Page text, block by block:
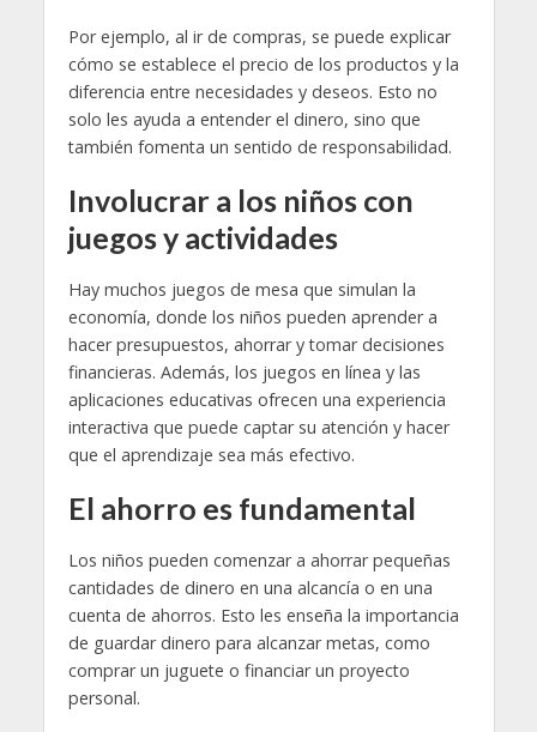
Por ejemplo, al ir de compras, se puede explicar
cómo se establece el precio de los productos y la
diferencia entre necesidades y deseos. Esto no
solo les ayuda a entender el dinero, sino que
también fomenta un sentido de responsabilidad.
Involucrar a los niños con
juegos y actividades
Hay muchos juegos de mesa que simulan la
economía, donde los niños pueden aprender a
hacer presupuestos, ahorrar y tomar decisiones
financieras. Además, los juegos en línea y las
aplicaciones educativas ofrecen una experiencia
interactiva que puede captar su atención y hacer
que el aprendizaje sea más efectivo.
El ahorro es fundamental
Los niños pueden comenzar a ahorrar pequeñas
cantidades de dinero en una alcancía o en una
cuenta de ahorros. Esto les enseña la importancia
de guardar dinero para alcanzar metas, como
comprar un juguete o financiar un proyecto
personal.